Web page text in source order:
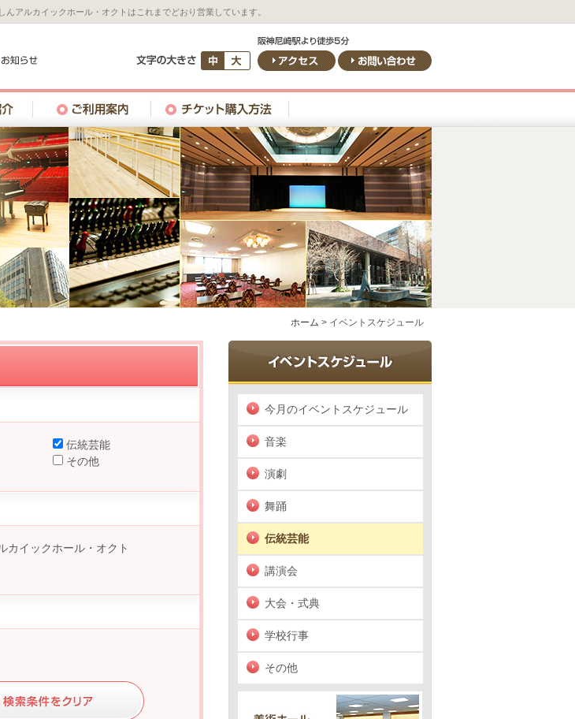
アルカイックホール・オクトはこれまでどおり営業しています。
ホーム > イベントスケジュール
伝統芸能
その他
カイックホール・オクト
今月のイベントスケジュール
音楽
演劇
舞踊
伝統芸能
講演会
大会・式典
学校行事
その他